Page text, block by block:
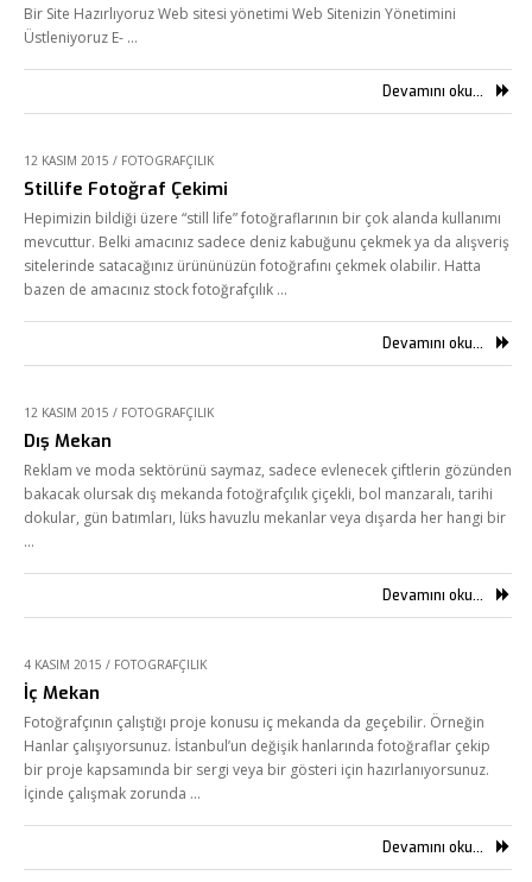
Bir Site Hazırlıyoruz Web sitesi yönetimi Web Sitenizin Yönetimini
Üstleniyoruz E- …
Devamını oku...
12 KASIM 2015 / FOTOGRAFÇILIK
Stillife Fotoğraf Çekimi
Hepimizin bildiği üzere “still life” fotoğraflarının bir çok alanda kullanımı
mevcuttur. Belki amacınız sadece deniz kabuğunu çekmek ya da alışveriş
sitelerinde satacağınız ürününüzün fotoğrafını çekmek olabilir. Hatta
bazen de amacınız stock fotoğrafçılık …
Devamını oku...
12 KASIM 2015 / FOTOGRAFÇILIK
Dış Mekan
Reklam ve moda sektörünü saymaz, sadece evlenecek çiftlerin gözünden
bakacak olursak dış mekanda fotoğrafçılık çiçekli, bol manzaralı, tarihi
dokular, gün batımları, lüks havuzlu mekanlar veya dışarda her hangi bir
…
Devamını oku...
4 KASIM 2015 / FOTOGRAFÇILIK
İç Mekan
Fotoğrafçının çalıştığı proje konusu iç mekanda da geçebilir. Örneğin
Hanlar çalışıyorsunuz. İstanbul’un değişik hanlarında fotoğraflar çekip
bir proje kapsamında bir sergi veya bir gösteri için hazırlanıyorsunuz.
İçinde çalışmak zorunda …
Devamını oku...